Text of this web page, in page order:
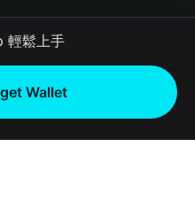
輕鬆上手
Wallet